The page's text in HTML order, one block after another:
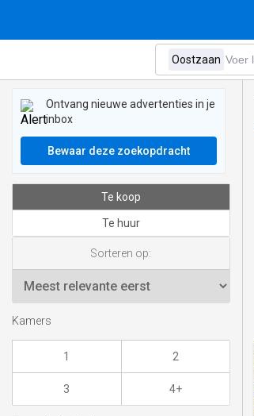
Ontvang nieuwe advertenties in je
inbox
Bewaar deze zoekopdracht
Te koop
Te huur
Sorteren op:
Kamers
1 2
3 4+